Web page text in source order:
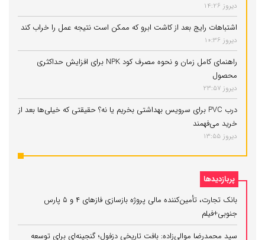
دیروز 14:26
اشتباهات رایج بعد از کاشت ابرو که ممکن است نتیجه عمل را خراب کند
دیروز 10:36
راهنمای کامل زمان و نحوه مصرف کود NPK برای افزایش حداکثری
محصول
دیروز 23:57
درب PVC برای سرویس بهداشتی بخریم یا نه؟ حقیقتی که خیلی‌ها بعد از
خرید می‌فهمند
دیروز 13:55
پربازدیدها
بانک تجارت، تأمین‌کننده مالی پروژه بازسازی فازهای ۴ و ۵ پارس
جنوبی+فیلم
سید محمدرضا موالی‌زاده: بافت تاریخی دزفول؛ گنجینه‌ای برای توسعه